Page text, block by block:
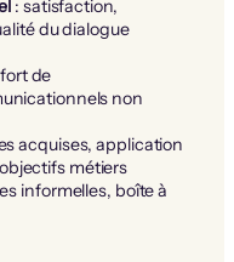
: satisfaction,
du dialogue
de
non
acquises, application
métiers
informelles, boîte à